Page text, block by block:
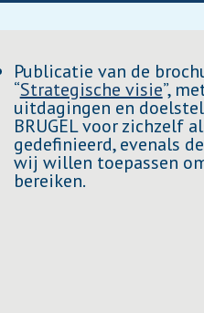
Publicatie van de
“Strategische visie”,
uitdagingen en
BRUGEL voor zichzelf
gedefinieerd, evenals
wij willen toepassen
bereiken.